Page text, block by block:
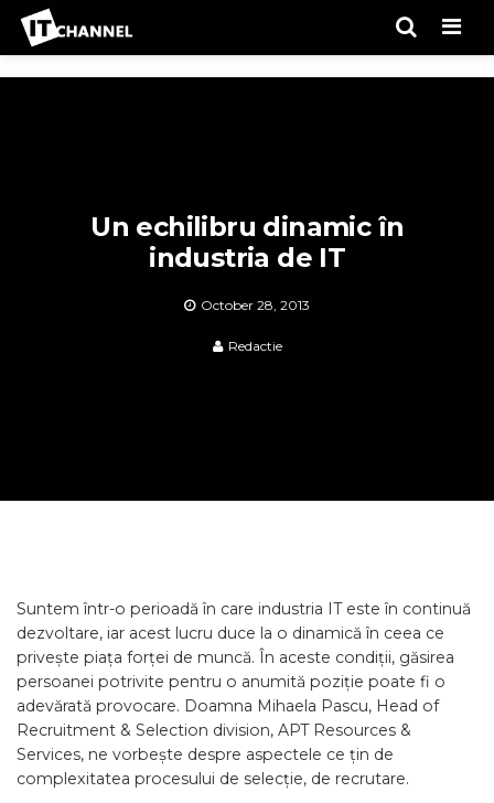
Un echilibru dinamic în
industria de IT
October 28, 2013
Redactie
Suntem într-o perioadă în care industria IT este în continuă
dezvoltare, iar acest lucru duce la o dinamică în ceea ce
privește piața forței de muncă. În aceste condiții, găsirea
persoanei potrivite pentru o anumită poziție poate fi o
adevărată provocare. Doamna Mihaela Pascu, Head of
Recruitment & Selection division, APT Resources &
Services, ne vorbește despre aspectele ce țin de
complexitatea procesului de selecție, de recrutare.